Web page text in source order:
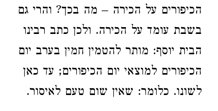
הכיפורים על הכירה – מה בכך? והרי גם
בשבת עומד על הכירה. ולכן כתב רבינו
הבית יוסף: מותר להטמין חמין בערב יום
הכיפורים למוצאי יום הכיפורים; עד כאן
לשונו. כלומר: שאין שום טעם לאיסור.